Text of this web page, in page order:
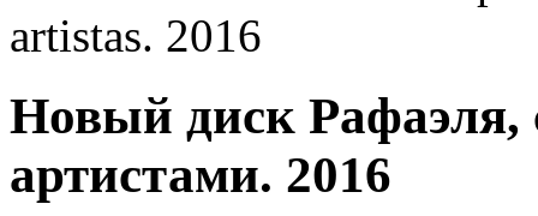
artistas. 2016
Новый диск
артистами. 2016